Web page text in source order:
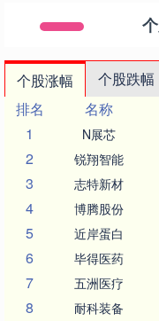
个股涨幅 个股跌幅
排名
名称
1
N展芯
2 锐翔智能
3 志特新材
4 博腾股份
5 近岸蛋白
6 毕得医药
7 五洲医疗
8 耐科装备